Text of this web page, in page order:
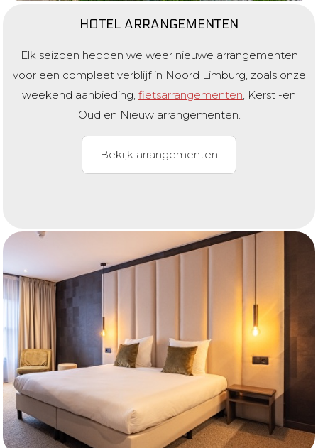
HOTEL ARRANGEMENTEN
Elk seizoen hebben we weer nieuwe arrangementen
voor een compleet verblijf in Noord Limburg, zoals onze
weekend aanbieding, fietsarrangementen, Kerst -en
Oud en Nieuw arrangementen.
Bekijk arrangementen